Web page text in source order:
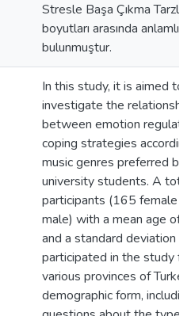
Stresle Başa Çıkma
boyutları arasında anlamlı
bulunmuştur.
In this study, it is aimed to
investigate the relationship
between emotion
coping strategies
music genres preferred by
university students. A
participants (165 female
male) with a mean age of
and a standard deviation
participated in the study
various provinces of
demographic form,